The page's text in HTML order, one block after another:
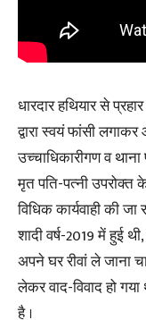
धारदार हथियार से
द्वारा स्वयं फांसी
उच्चाधिकारीगण व
मृत पति-पत्नी
विधिक कार्यवाही की
शादी वर्ष-2019 में हुई
अपने घर रीवां ले जाना
लेकर वाद-विवाद हो
है ।